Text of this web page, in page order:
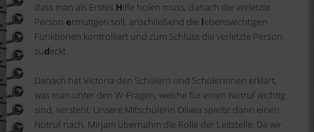
dass man als Erstes Hilfe holen muss, danach die verletzte
Person ermutigen soll, anschließend die lebenswichtigen
Funktionen kontrolliert und zum Schluss die verletzte Person
zudeckt.
Danach hat Victoria den Schülern und Schülerinnen erklärt,
was man unter den W-Fragen, welche für einen Notruf wichtig
sind, versteht. Unsere Mitschülerin Oliwia spielte dann einen
Notruf nach. Mirjam übernahm die Rolle der Leitstelle. Da wir